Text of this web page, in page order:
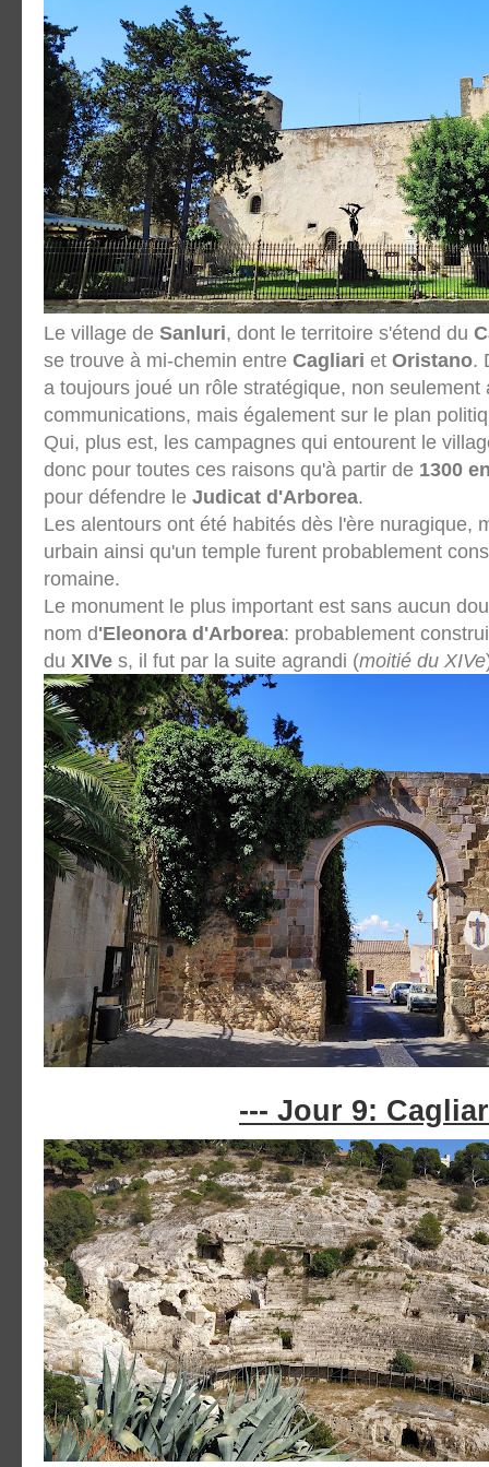
Le village de Sanluri, dont le territoire s'étend du
se trouve à mi-chemin entre Cagliari et Oristano.
a toujours joué un rôle stratégique, non seulement
communications, mais également sur le plan
Qui, plus est, les campagnes qui entourent le
donc pour toutes ces raisons qu'à partir de 1300
pour défendre le Judicat d'Arborea.
Les alentours ont été habités dès l'ère nuragique,
urbain ainsi qu'un temple furent probablement
romaine.
Le monument le plus important est sans aucun
nom d'Eleonora d'Arborea: probablement
du XIVe s, il fut par la suite agrandi (moitié du XIVe
--- Jour 9: